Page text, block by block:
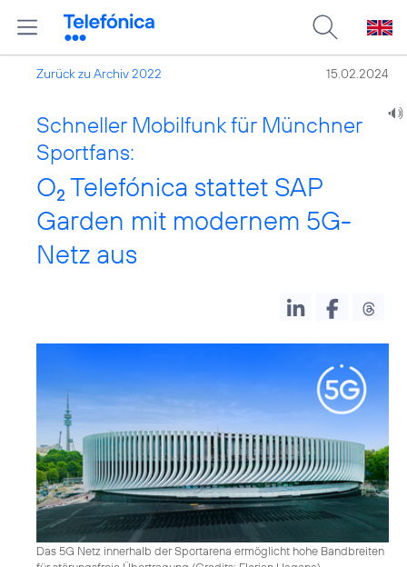
Zurück zu Archiv 2022 15.02.2024
Schneller Mobilfunk für Münchner
Sportfans:
O2 Telefónica stattet SAP
Garden mit modernem 5G-
Netz aus
Das 5G Netz innerhalb der Sportarena ermöglicht hohe Bandbreiten